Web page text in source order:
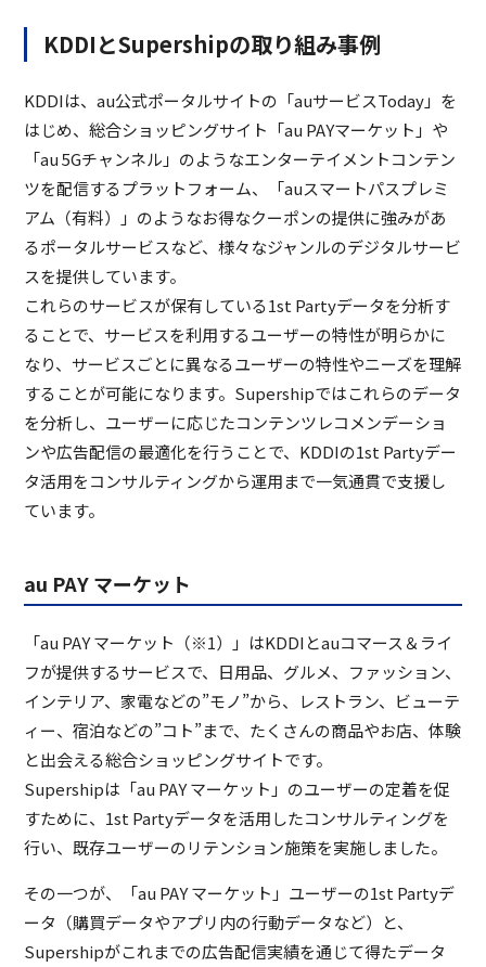
KDDIとSupershipの取り組み事例
KDDIは、au公式ポータルサイトの「auサービスToday」を
はじめ、総合ショッピングサイト「au PAYマーケット」や
「au 5Gチャンネル」のようなエンターテイメントコンテン
ツを配信するプラットフォーム、「auスマートパスプレミ
アム（有料）」のようなお得なクーポンの提供に強みがあ
るポータルサービスなど、様々なジャンルのデジタルサービ
スを提供しています。
これらのサービスが保有している1st Partyデータを分析す
ることで、サービスを利用するユーザーの特性が明らかに
なり、サービスごとに異なるユーザーの特性やニーズを理解
することが可能になります。Supershipではこれらのデータ
を分析し、ユーザーに応じたコンテンツレコメンデーショ
ンや広告配信の最適化を行うことで、KDDIの1st Partyデー
タ活用をコンサルティングから運用まで一気通貫で支援し
ています。
au PAY マーケット
「au PAY マーケット（※1）」はKDDIとauコマース＆ライ
フが提供するサービスで、日用品、グルメ、ファッション、
インテリア、家電などの”モノ”から、レストラン、ビューテ
ィー、宿泊などの”コト”まで、たくさんの商品やお店、体験
と出会える総合ショッピングサイトです。
Supershipは「au PAY マーケット」のユーザーの定着を促
すために、1st Partyデータを活用したコンサルティングを
行い、既存ユーザーのリテンション施策を実施しました。
その一つが、「au PAY マーケット」ユーザーの1st Partyデ
ータ（購買データやアプリ内の行動データなど）と、
Supershipがこれまでの広告配信実績を通じて得たデータ